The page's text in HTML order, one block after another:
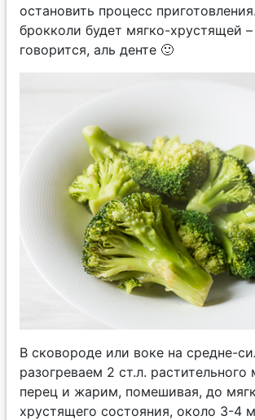
остановить процесс
брокколи будет мягко-хрустящей –
говорится, аль денте 🙂
В сковороде или воке на средне-
разогреваем 2 ст.л.
перец и жарим, помешивая, до
хрустящего состояния, около 3-4